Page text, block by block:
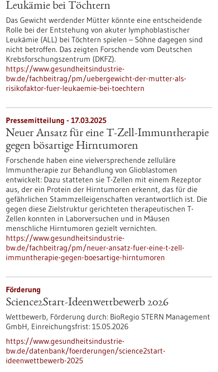
Leukämie bei Töchtern
Das Gewicht werdender Mütter könnte eine entscheidende
Rolle bei der Entstehung von akuter lymphoblastischer
Leukämie (ALL) bei Töchtern spielen – Söhne dagegen sind
nicht betroffen. Das zeigten Forschende vom Deutschen
Krebsforschungszentrum (DKFZ).
https://www.gesundheitsindustrie-
bw.de/fachbeitrag/pm/uebergewicht-der-mutter-als-
risikofaktor-fuer-leukaemie-bei-toechtern
Pressemitteilung - 17.03.2025
Neuer Ansatz für eine T-Zell-Immuntherapie
gegen bösartige Hirntumoren
Forschende haben eine vielversprechende zelluläre
Immuntherapie zur Behandlung von Glioblastomen
entwickelt: Dazu statteten sie T-Zellen mit einem Rezeptor
aus, der ein Protein der Hirntumoren erkennt, das für die
gefährlichen Stammzelleigenschaften verantwortlich ist. Die
gegen diese Zielstruktur gerichteten therapeutischen T-
Zellen konnten in Laborversuchen und in Mäusen
menschliche Hirntumoren gezielt vernichten.
https://www.gesundheitsindustrie-
bw.de/fachbeitrag/pm/neuer-ansatz-fuer-eine-t-zell-
immuntherapie-gegen-boesartige-hirntumoren
Förderung
Science2Start-Ideenwettbewerb 2026
Wettbewerb, Förderung durch: BioRegio STERN Management
GmbH, Einreichungsfrist: 15.05.2026
https://www.gesundheitsindustrie-
bw.de/datenbank/foerderungen/science2start-
ideenwettbewerb-2025